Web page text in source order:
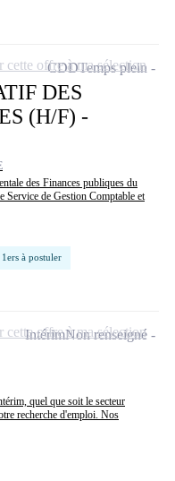
DES
(H/F) -
des Finances publiques du
Service de Gestion Comptable et
à postuler
CDDTemps plein
cette offre à ma sélection
quel que soit le secteur
recherche d'emploi. Nos
IntérimNon renseigné
cette offre à ma sélection